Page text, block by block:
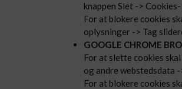
knappen Slet ->
For at blokere cookies
oplysninger -> Tag
GOOGLE CHROME
For at slette cookies
og andre webstedsdata
For at blokere cookies